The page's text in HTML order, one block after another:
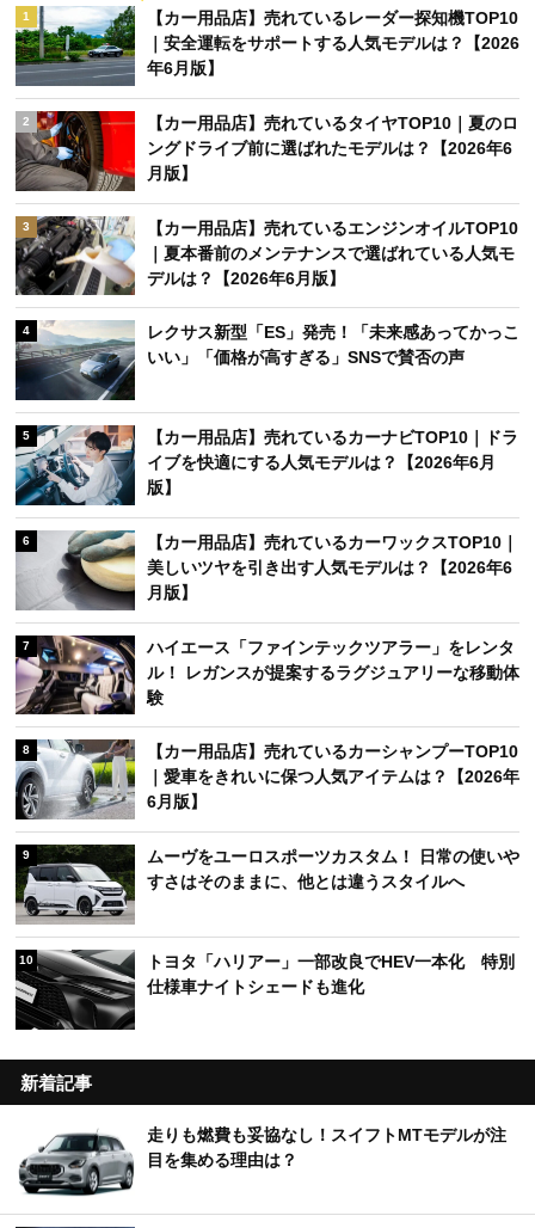
1
【カー用品店】売れているレーダー探知機TOP10
｜安全運転をサポートする人気モデルは？【2026
年6月版】
2
【カー用品店】売れているタイヤTOP10｜夏のロ
ングドライブ前に選ばれたモデルは？【2026年6
月版】
3
【カー用品店】売れているエンジンオイルTOP10
｜夏本番前のメンテナンスで選ばれている人気モ
デルは？【2026年6月版】
4
レクサス新型「ES」発売！「未来感あってかっこ
いい」「価格が高すぎる」SNSで賛否の声
5
【カー用品店】売れているカーナビTOP10｜ドラ
イブを快適にする人気モデルは？【2026年6月
版】
6
【カー用品店】売れているカーワックスTOP10｜
美しいツヤを引き出す人気モデルは？【2026年6
月版】
7
ハイエース「ファインテックツアラー」をレンタ
ル！ レガンスが提案するラグジュアリーな移動体
験
8
【カー用品店】売れているカーシャンプーTOP10
｜愛車をきれいに保つ人気アイテムは？【2026年
6月版】
9
ムーヴをユーロスポーツカスタム！ 日常の使いや
すさはそのままに、他とは違うスタイルへ
10
トヨタ「ハリアー」一部改良でHEV一本化 特別
仕様車ナイトシェードも進化
新着記事
走りも燃費も妥協なし！スイフトMTモデルが注
目を集める理由は？